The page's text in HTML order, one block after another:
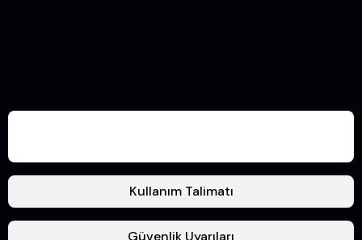
Kullanım Talimatı
Güvenlik Uyarıları